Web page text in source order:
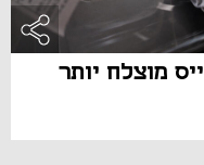
מוצלח יותר